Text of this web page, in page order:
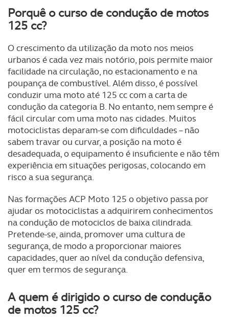
Porquê o curso de condução de motos
125 cc?
O crescimento da utilização da moto nos meios
urbanos é cada vez mais notório, pois permite maior
facilidade na circulação, no estacionamento e na
poupança de combustível. Além disso, é possível
conduzir uma moto até 125 cc com a carta de
condução da categoria B. No entanto, nem sempre é
fácil circular com uma moto nas cidades. Muitos
motociclistas deparam-se com dificuldades – não
sabem travar ou curvar, a posição na moto é
desadequada, o equipamento é insuficiente e não têm
experiência em situações perigosas, colocando em
risco a sua segurança.
Nas formações ACP Moto 125 o objetivo passa por
ajudar os motociclistas a adquirirem conhecimentos
na condução de motociclos de baixa cilindrada.
Pretende-se, ainda, promover uma cultura de
segurança, de modo a proporcionar maiores
capacidades, quer ao nível da condução defensiva,
quer em termos de segurança.
A quem é dirigido o curso de condução
de motos 125 cc?